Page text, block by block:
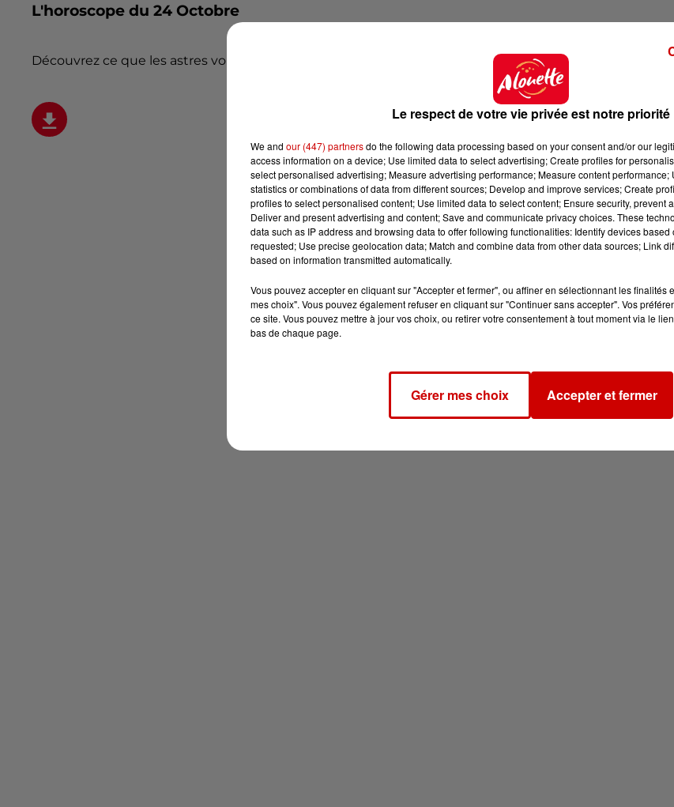
L'horoscope du 24 Octobre
Découvrez ce que les astres vous réservent aujourd'hui !
Le respect de votre vie privée est notre priorité
We and our (447) partnersdo the following data processing based on your consent and/or our
access information on a device; Use limited data to select advertising; Create profiles for
select personalised advertising; Measure advertising performance; Measure content
statistics or combinations of data from different sources; Develop and improve services; Create
profiles to select personalised content; Use limited data to select content; Ensure security, prevent
Deliver and present advertising and content; Save and communicate privacy choices. These
data such as IP address and browsing data to offer following functionalities: Identify devices
requested; Use precise geolocation data; Match and combine data from other data sources; Link
based on information transmitted automatically.
Vous pouvez accepter en cliquant sur "Accepter et fermer", ou affiner en sélectionnant les finalités
mes choix". Vous pouvez également refuser en cliquant sur "Continuer sans accepter". Vos
ce site. Vous pouvez mettre à jour vos choix, ou retirer votre consentement à tout moment via le
bas de chaque page.
Gérer mes choix Accepter et fermer